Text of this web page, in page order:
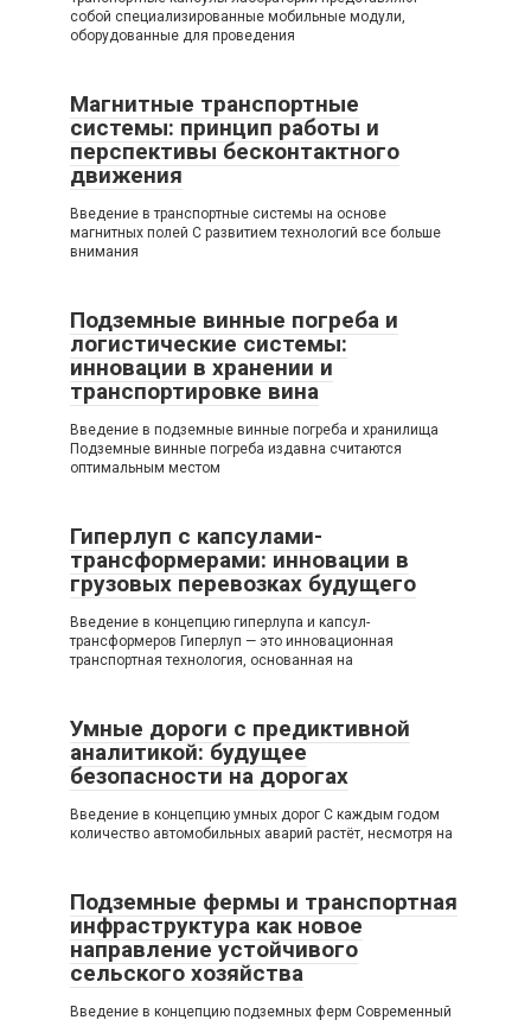
собой специализированные мобильные модули,
оборудованные для проведения
Магнитные транспортные
системы: принцип работы и
перспективы бесконтактного
движения
Введение в транспортные системы на основе
магнитных полей С развитием технологий все больше
внимания
Подземные винные погреба и
логистические системы:
инновации в хранении и
транспортировке вина
Введение в подземные винные погреба и хранилища
Подземные винные погреба издавна считаются
оптимальным местом
Гиперлуп с капсулами-
трансформерами: инновации в
грузовых перевозках будущего
Введение в концепцию гиперлупа и капсул-
трансформеров Гиперлуп — это инновационная
транспортная технология, основанная на
Умные дороги с предиктивной
аналитикой: будущее
безопасности на дорогах
Введение в концепцию умных дорог С каждым годом
количество автомобильных аварий растёт, несмотря на
Подземные фермы и транспортная
инфраструктура как новое
направление устойчивого
сельского хозяйства
Введение в концепцию подземных ферм Современный